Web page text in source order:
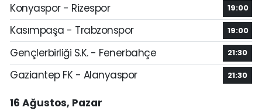
Konyaspor - Rizespor
19:00
Kasımpaşa - Trabzonspor 19:00
Gençlerbirliği S.K. - Fenerbahçe 21:30
Gaziantep FK - Alanyaspor 21:30
16 Ağustos, Pazar